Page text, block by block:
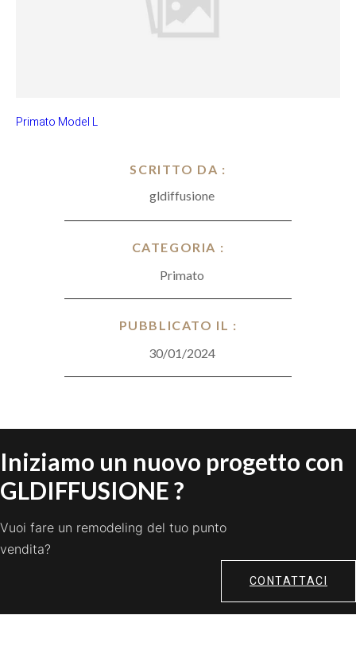
SCRITTO DA :
gldiffusione
CATEGORIA :
Primato
PUBBLICATO IL :
30/01/2024
Primato Model L
Iniziamo un nuovo progetto con
GLDIFFUSIONE ?
Vuoi fare un remodeling del tuo punto
vendita?
CONTATTACI